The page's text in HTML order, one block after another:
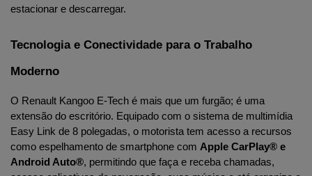
estacionar e descarregar.
Tecnologia e Conectividade para o Trabalho
Moderno
O Renault Kangoo E-Tech é mais que um furgão; é uma
extensão do escritório. Equipado com o sistema de multimídia
Easy Link de 8 polegadas, o motorista tem acesso a recursos
como espelhamento de smartphone com Apple CarPlay® e
Android Auto®, permitindo que faça e receba chamadas,